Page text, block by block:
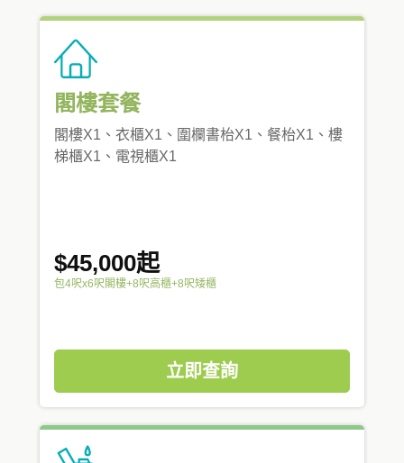
閣樓套餐
閣樓X1、衣櫃X1、圍欄書枱X1、餐枱X1、樓
梯櫃X1、電視櫃X1
$45,000起
包4呎x6呎閣樓+8呎高櫃+8呎矮櫃
立即查詢